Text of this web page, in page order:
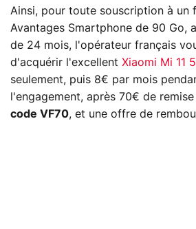
Ainsi, pour toute souscription à un
Avantages Smartphone de 90 Go,
de 24 mois, l'opérateur français
d'acquérir l'excellent Xiaomi Mi 11
seulement, puis 8€ par mois
l'engagement, après 70€ de
code VF70, et une offre de